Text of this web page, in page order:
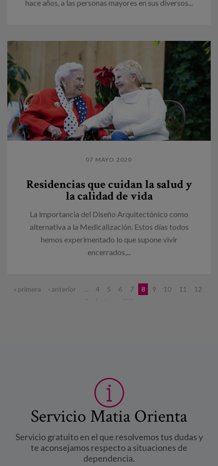
hace años, a las personas mayores en sus diversos...
07 MAYO 2020
Residencias que cuidan la salud y
la calidad de vida
La importancia del Diseño Arquitectónico como
alternativa a la Medicalización. Estos días todos
hemos experimentado lo que supone vivir
encerrados,...
Páginas
« primera ‹ anterior … 4 5 6 7 8 9 10 11
12
siguiente › última »
Servicio Matia Orienta
Servicio gratuito en el que resolvemos tus dudas y
te aconsejamos respecto a situaciones de
dependencia.